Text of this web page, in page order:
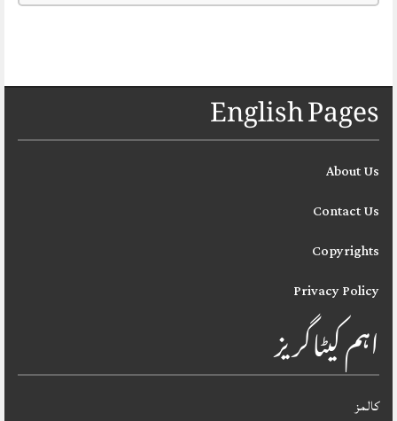
English Pages
About Us
Contact Us
Copyrights
Privacy Policy
اہم کیٹاگریز
کالمز